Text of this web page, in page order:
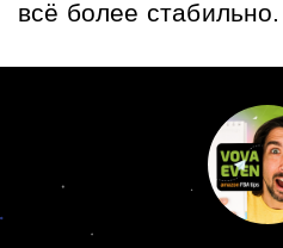
всё более стабильно.